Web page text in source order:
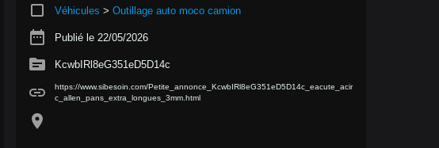
crop_square Véhicules > Outillage auto moco camion
date_range Publié le 22/05/2026
source KcwbIRl8eG351eD5D14c
link
https://www.sibesoin.com/Petite_annonce_KcwbIRl8eG351eD5D14c_eacute_acir
c_allen_pans_extra_longues_3mm.html
location_on